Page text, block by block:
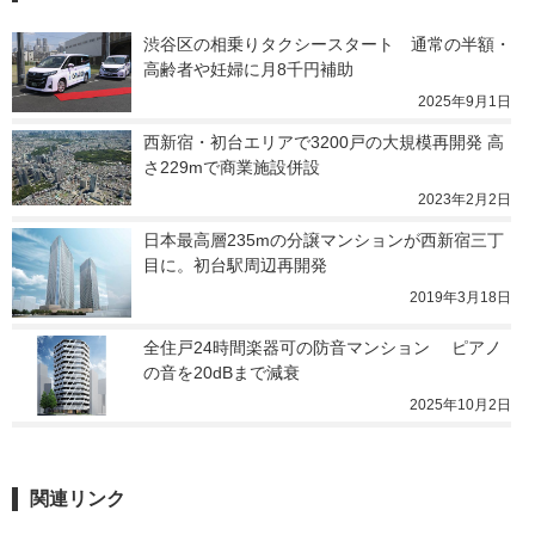
渋谷区の相乗りタクシースタート　通常の半額・
高齢者や妊婦に月8千円補助
2025年9月1日
西新宿・初台エリアで3200戸の大規模再開発 高
さ229mで商業施設併設
2023年2月2日
日本最高層235mの分譲マンションが西新宿三丁
目に。初台駅周辺再開発
2019年3月18日
全住戸24時間楽器可の防音マンション 　ピアノ
の音を20dBまで減衰
2025年10月2日
関連リンク